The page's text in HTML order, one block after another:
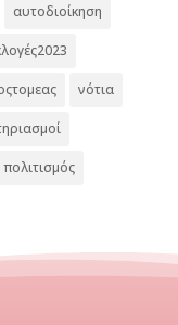
αυτοδιοίκηση
νότια
πολιτισμός